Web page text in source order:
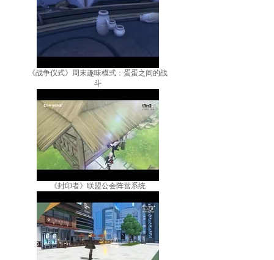
《战争仪式》周末趣味模式：蛋蛋之间的战
斗
《封印者》联盟公会阵营系统